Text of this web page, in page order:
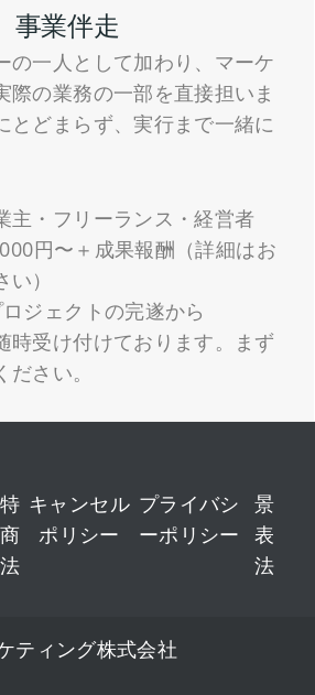
事業伴走
の一人として加わり、マーケ
際の業務の一部を直接担いま
とどまらず、実行まで一緒に
主・フリーランス・経営者
円〜＋成果報酬（詳細はお
）
ジェクトの完遂から
時受け付けております。まず
さい。
特
商
法
キャンセル
ポリシー
プライバシ
ーポリシー
景
表
法
ティング株式会社